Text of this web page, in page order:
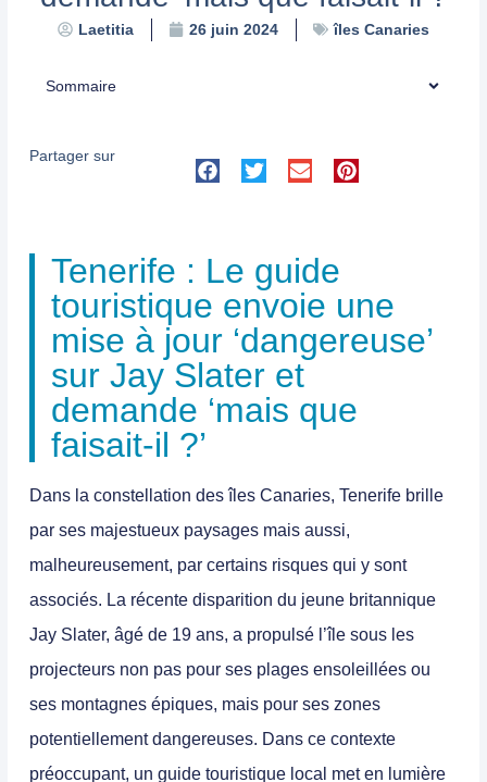
Laetitia 26 juin 2024 îles Canaries
Sommaire
Partager sur
Tenerife : Le guide
touristique envoie une
mise à jour ‘dangereuse’
sur Jay Slater et
demande ‘mais que
faisait-il ?’
Dans la constellation des îles Canaries, Tenerife brille
par ses majestueux paysages mais aussi,
malheureusement, par certains risques qui y sont
associés. La récente disparition du jeune britannique
Jay Slater, âgé de 19 ans, a propulsé l’île sous les
projecteurs non pas pour ses plages ensoleillées ou
ses montagnes épiques, mais pour ses zones
potentiellement dangereuses. Dans ce contexte
préoccupant, un guide touristique local met en lumière